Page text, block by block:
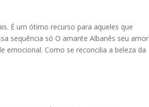
É um ótimo recurso para aqueles que
sequência só O amante Albanês seu amor
emocional. Como se reconcilia a beleza da